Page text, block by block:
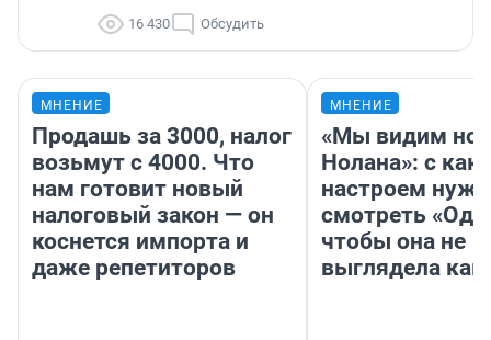
16 430 Обсудить
МНЕНИЕ
Продашь за 3000, налог
возьмут с 4000. Что
нам готовит новый
налоговый закон — он
коснется импорта и
даже репетиторов
МНЕНИЕ
«Мы видим
Нолана»: с
настроем
смотреть
чтобы она не
выглядела как